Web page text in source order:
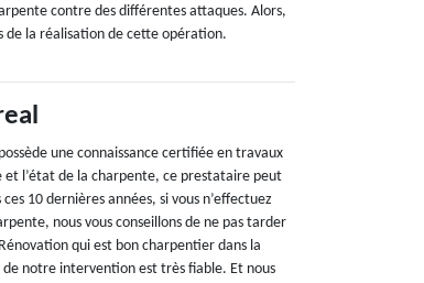
contre des différentes attaques. Alors,
de la réalisation de cette opération.
une connaissance certifiée en travaux
l’état de la charpente, ce prestataire peut
10 dernières années, si vous n’effectuez
nous vous conseillons de ne pas tarder
qui est bon charpentier dans la
notre intervention est très fiable. Et nous